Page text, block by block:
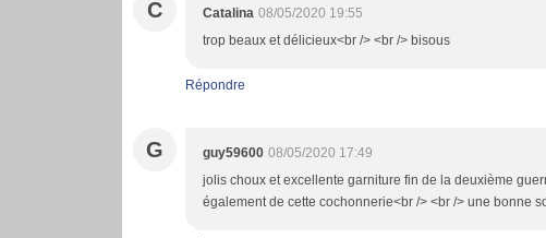
C Catalina 08/05/2020 19:55
trop beaux et délicieux<br /> <br /> bisous
Répondre
G guy59600 08/05/2020 17:49
jolis choux et excellente garniture fin de la deuxième
également de cette cochonnerie<br /> <br /> une bonne